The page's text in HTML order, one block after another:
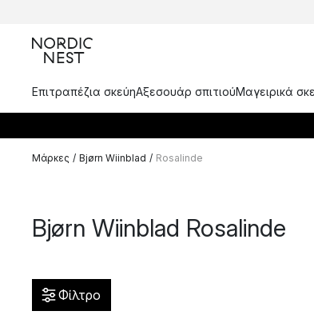
Επιτραπέζια σκεύηΑξεσουάρ σπιτιούΜαγειρικά
Μάρκες / Bjørn Wiinblad / Rosalinde
Bjørn Wiinblad Rosalinde
Φίλτρο